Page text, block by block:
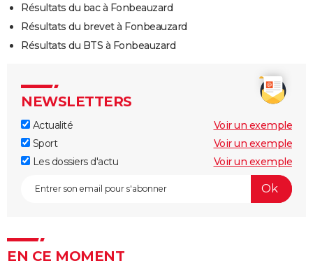
Résultats du bac à Fonbeauzard
Résultats du brevet à Fonbeauzard
Résultats du BTS à Fonbeauzard
NEWSLETTERS
Actualité
Voir un exemple
Sport
Voir un exemple
Les dossiers d'actu
Voir un exemple
EN CE MOMENT